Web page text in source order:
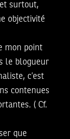
surtout,
objectivité
mon point
le blogueur
c’est
contenues
( Cf.
que